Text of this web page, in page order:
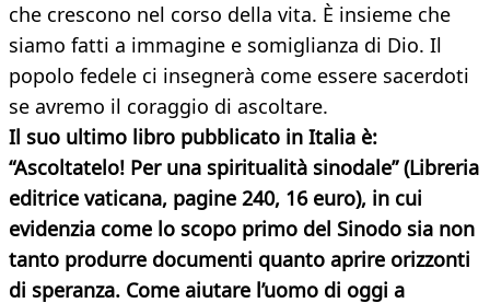
che crescono nel corso della vita. È insieme che
siamo fatti a immagine e somiglianza di Dio. Il
popolo fedele ci insegnerà come essere sacerdoti
se avremo il coraggio di ascoltare.
Il suo ultimo libro pubblicato in Italia è:
“Ascoltatelo! Per una spiritualità sinodale” (Libreria
editrice vaticana, pagine 240, 16 euro), in cui
evidenzia come lo scopo primo del Sinodo sia non
tanto produrre documenti quanto aprire orizzonti
di speranza. Come aiutare l’uomo di oggi a